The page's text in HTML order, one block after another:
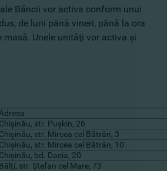
Băncii vor activa conform unui
de luni până vineri, până la ora
masă. Unele unităţi vor activa şi
Adresa
Chişinău, str. Puşkin, 26
Chişinău, str. Mircea cel Bătrân, 3
Chişinău, str. Mircea cel Bătrân, 10
Chişinău, bd. Dacia, 20
Bălţi, str. Ştefan cel Mare, 73